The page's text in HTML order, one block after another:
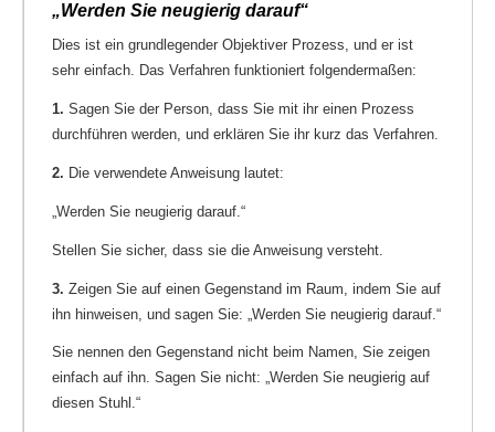
„Werden Sie neugierig darauf“
Dies ist ein grundlegender Objektiver Prozess, und er ist
sehr einfach. Das Verfahren funktioniert folgendermaßen:
1. Sagen Sie der Person, dass Sie mit ihr einen Prozess
durchführen werden, und erklären Sie ihr kurz das Verfahren.
2. Die verwendete Anweisung lautet:
„Werden Sie neugierig darauf.“
Stellen Sie sicher, dass sie die Anweisung versteht.
3. Zeigen Sie auf einen Gegenstand im Raum, indem Sie auf
ihn hinweisen, und sagen Sie: „Werden Sie neugierig darauf.“
Sie nennen den Gegenstand nicht beim Namen, Sie zeigen
einfach auf ihn. Sagen Sie nicht: „Werden Sie neugierig auf
diesen Stuhl.“